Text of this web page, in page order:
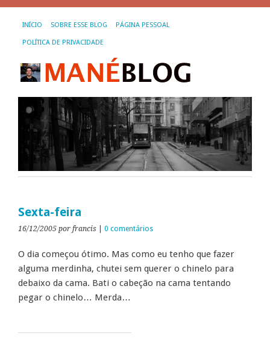
INÍCIO SOBRE ESSE BLOG PÁGINA PESSOAL
POLÍTICA DE PRIVACIDADE
Sexta-feira
16/12/2005 por francis 0 comentários
O dia começou ótimo. Mas como eu tenho que fazer
alguma merdinha, chutei sem querer o chinelo para
debaixo da cama. Bati o cabeção na cama tentando
pegar o chinelo… Merda…